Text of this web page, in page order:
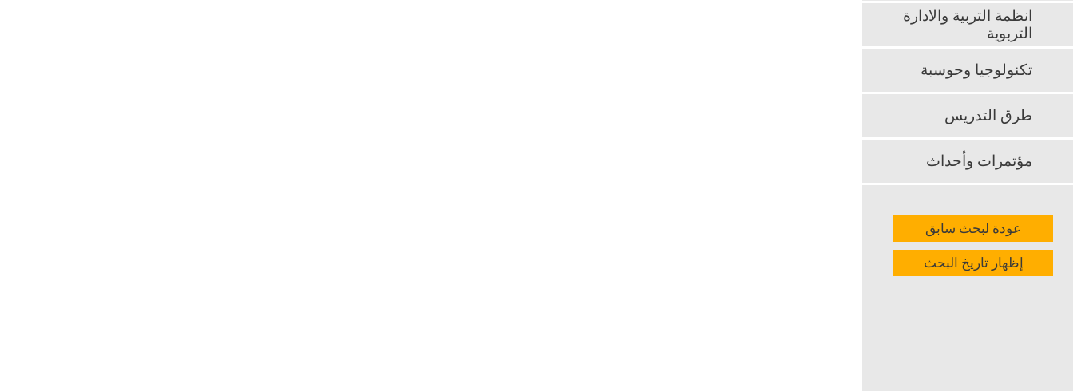
انظمة التربية والادارة
التربوية
تكنولوجيا وحوسبة
طرق التدريس
مؤتمرات وأحداث
عودة لبحث سابق
إظهار تاريخ البحث